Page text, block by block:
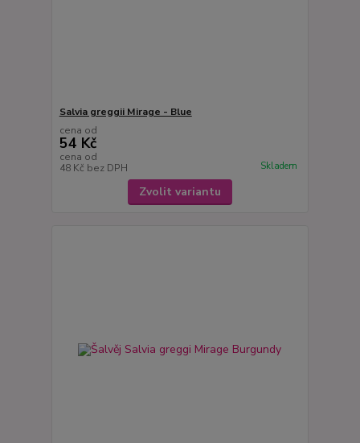
Salvia greggii Mirage - Blue
cena od
54 Kč
cena od
48 Kč bez DPH Skladem
Zvolit variantu